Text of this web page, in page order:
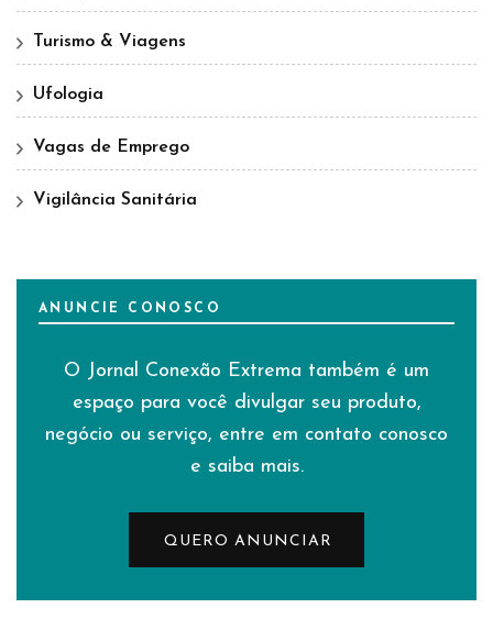
Turismo & Viagens
Ufologia
Vagas de Emprego
Vigilância Sanitária
ANUNCIE CONOSCO
O Jornal Conexão Extrema também é um
espaço para você divulgar seu produto,
negócio ou serviço, entre em contato conosco
e saiba mais.
QUERO ANUNCIAR